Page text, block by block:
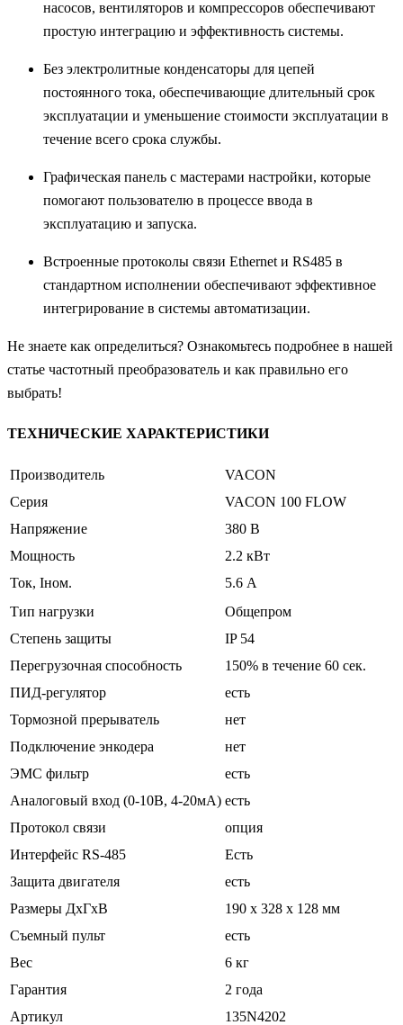
насосов, вентиляторов и компрессоров обеспечивают
простую интеграцию и эффективность системы.
Без электролитные конденсаторы для цепей
постоянного тока, обеспечивающие длительный срок
эксплуатации и уменьшение стоимости эксплуатации в
течение всего срока службы.
Графическая панель с мастерами настройки, которые
помогают пользователю в процессе ввода в
эксплуатацию и запуска.
Встроенные протоколы связи Ethernet и RS485 в
стандартном исполнении обеспечивают эффективное
интегрирование в системы автоматизации.
Не знаете как определиться? Ознакомьтесь подробнее в нашей
статье частотный преобразователь и как правильно его
выбрать!
ТЕХНИЧЕСКИЕ ХАРАКТЕРИСТИКИ
Производитель
VACON
Серия
VACON 100 FLOW
Напряжение
380 В
Мощность
2.2 кВт
Ток, Iном.
5.6 А
Тип нагрузки
Общепром
Степень защиты
IP 54
Перегрузочная способность
150% в течение 60 сек.
ПИД-регулятор
есть
Тормозной прерыватель
нет
Подключение энкодера
нет
ЭМС фильтр
есть
Аналоговый вход (0-10В, 4-20мА) есть
Протокол связи
опция
Интерфейс RS-485
Есть
Защита двигателя
есть
Размеры ДхГхВ
190 х 328 х 128 мм
Съемный пульт
есть
Вес
6 кг
Гарантия
2 года
Артикул
135N4202